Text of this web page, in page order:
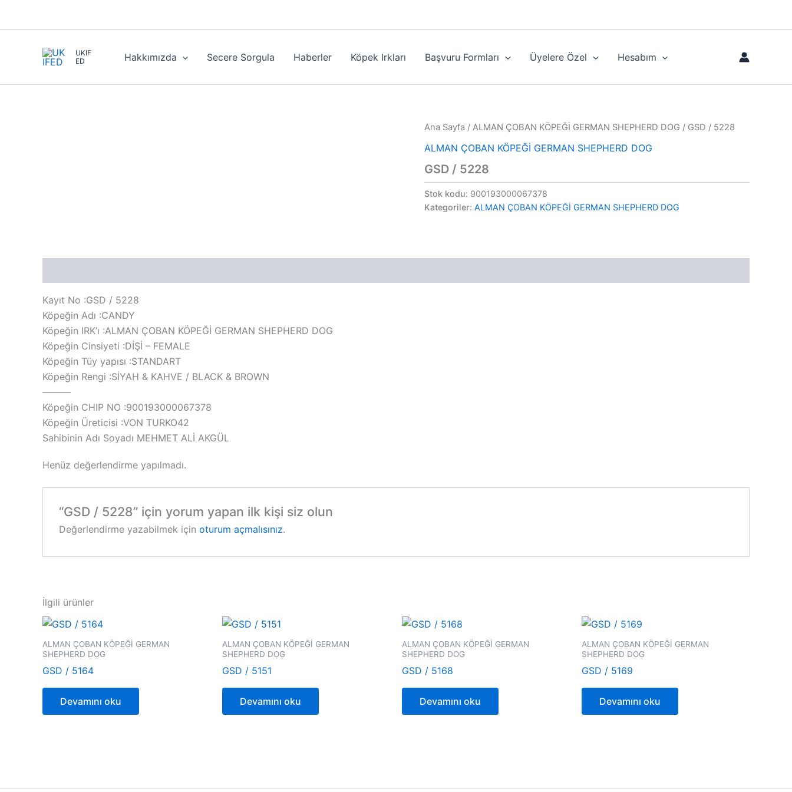
UKIF
ED
Hakkımızda Secere Sorgula Haberler Köpek Irkları Başvuru Formları Üyelere Özel Hesabım
Ana Sayfa / ALMAN ÇOBAN KÖPEĞİ GERMAN SHEPHERD DOG / GSD / 5228
ALMAN ÇOBAN KÖPEĞİ GERMAN SHEPHERD DOG
GSD / 5228
Stok kodu: 900193000067378
Kategoriler: ALMAN ÇOBAN KÖPEĞİ GERMAN SHEPHERD DOG
Kayıt No :GSD / 5228
Köpeğin Adı :CANDY
Köpeğin IRK’ı :ALMAN ÇOBAN KÖPEĞİ GERMAN SHEPHERD DOG
Köpeğin Cinsiyeti :DİŞİ – FEMALE
Köpeğin Tüy yapısı :STANDART
Köpeğin Rengi :SİYAH & KAHVE / BLACK & BROWN
———
Köpeğin CHIP NO :900193000067378
Köpeğin Üreticisi :VON TURKO42
Sahibinin Adı Soyadı MEHMET ALİ AKGÜL
Henüz değerlendirme yapılmadı.
“GSD / 5228” için yorum yapan ilk kişi siz olun
Değerlendirme yazabilmek için oturum açmalısınız.
İlgili ürünler
ALMAN ÇOBAN KÖPEĞİ GERMAN
SHEPHERD DOG
GSD / 5164
Devamını oku
ALMAN ÇOBAN KÖPEĞİ GERMAN
SHEPHERD DOG
GSD / 5151
Devamını oku
ALMAN ÇOBAN KÖPEĞİ GERMAN
SHEPHERD DOG
GSD / 5168
Devamını oku
ALMAN ÇOBAN KÖPEĞİ GERMAN
SHEPHERD DOG
GSD / 5169
Devamını oku